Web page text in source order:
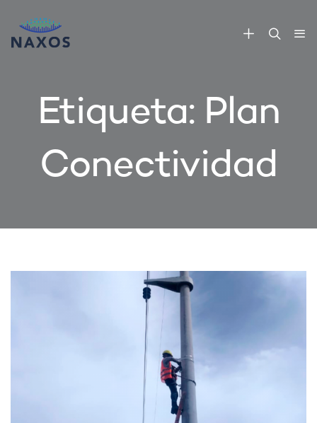
Etiqueta: Plan
Conectividad